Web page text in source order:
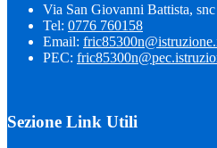
Via San Giovanni Battista,
Tel: 0776 760158
Email:
PEC:
Sezione Link Utili